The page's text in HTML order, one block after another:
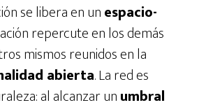
se libera en unespacio-
repercute en los demás
mismos reunidos en la
abierta. La red es
al alcanzar unumbral